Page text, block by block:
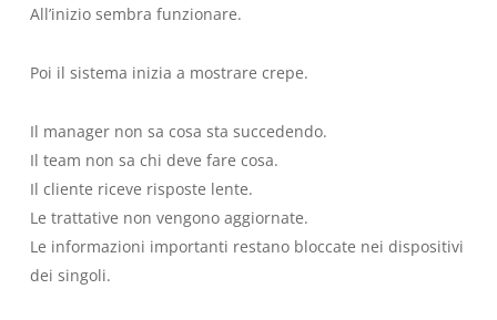
All’inizio sembra funzionare.
Poi il sistema inizia a mostrare crepe.
Il manager non sa cosa sta succedendo.
Il team non sa chi deve fare cosa.
Il cliente riceve risposte lente.
Le trattative non vengono aggiornate.
Le informazioni importanti restano bloccate nei dispositivi
dei singoli.